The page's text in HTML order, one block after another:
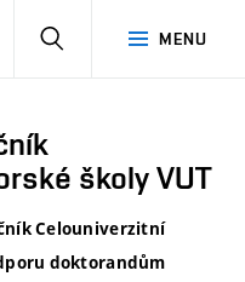
MENU
školy VUT
Celouniverzitní
doktorandům